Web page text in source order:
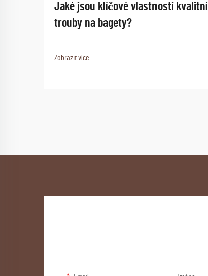
Jaké jsou klíčové vlastnosti kvalitní
trouby na bagety?
Zobrazit více